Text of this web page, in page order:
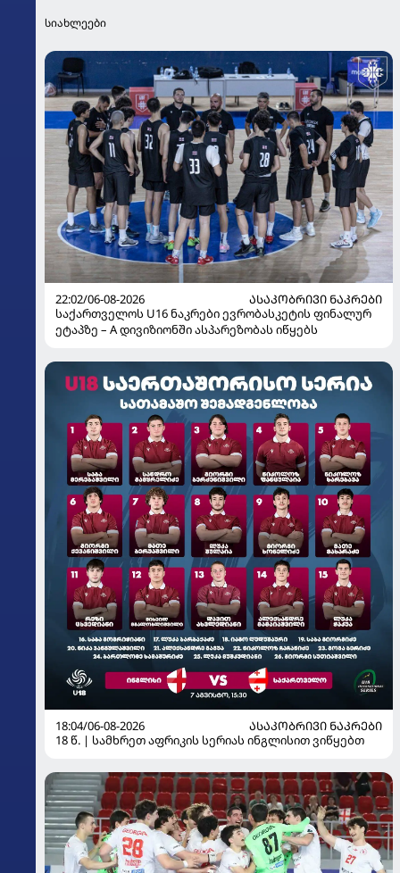
სიახლეები
22:02/06-08-2026
ᲐᲡᲐᲙᲝᲑᲠᲘᲕᲘ ᲜᲐᲙᲠᲔᲑᲘ
საქართველოს U16 ნაკრები ევრობასკეტის ფინალურ
ეტაპზე – A დივიზიონში ასპარეზობას იწყებს
18:04/06-08-2026
ᲐᲡᲐᲙᲝᲑᲠᲘᲕᲘ ᲜᲐᲙᲠᲔᲑᲘ
18 წ. | სამხრეთ აფრიკის სერიას ინგლისით ვიწყებთ